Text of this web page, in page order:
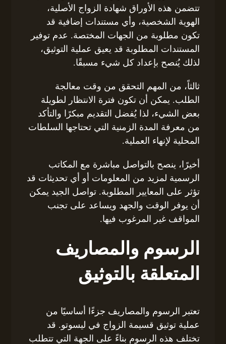
تتضمن هذه الأوراق شهادة الزواج الأصلية،
الهوية الشخصية، وأي مستندات إضافية قد
تكون مطلوبة من الجهات المختصة. عدم توفير
المستندات المطلوبة قد يعيق عملية التوثيق،
لذلك يُنصح بإعداد كل شيء مسبقًا.
ثالثاً، من المهم التحقق من وقت معالجة
الطلب. يمكن أن تكون فترة الانتظار لطويلة
بعض الشيء، لذا يُفضل التقديم مبكرًا والتأكد
من معرفة المدة الزمنية التي تحتاجها السلطات
المحلية لإنهاء العملية.
أخيرًا، ينصح بالتواصل مباشرة مع المكاتب
الرسمية لمزيد من المعلومات أو أي تحديثات قد
تؤثر على المعايير المطلوبة. تواصل الجيد يمكن
أن يوفر الوقت والجهد ويساعد على تجنب
المواقف غير المرغوب فيها.
الرسوم والمصاريف
المتعلقة بالتوثيق
تعتبر الرسوم والمصاريف جزءًا أساسيًا من
عملية توثيق قسيمة الزواج في ليسوتو. قد
تختلف هذه الرسوم بناءً على الجهة التي تتطلب